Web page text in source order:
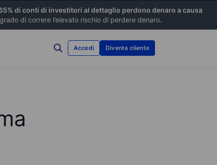
di conti di investitori al dettaglio perdono denaro a causa
di correre l’elevato rischio di perdere denaro.
Accedi Diventa cliente